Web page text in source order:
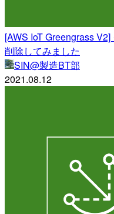
[AWS IoT Greengrass
削除してみました
SIN@製造BT部
2021.08.12